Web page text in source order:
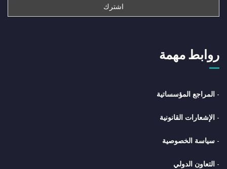
روابط مهمة
- المراجع المؤسساتية
- الإشعارات القانونية
- سياسة الخصوصية
- التعاون الدولي